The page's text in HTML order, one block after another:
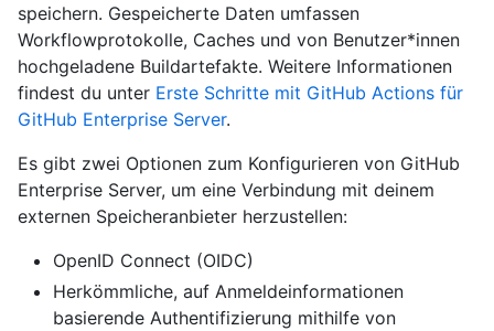
speichern. Gespeicherte Daten umfassen
Workflowprotokolle, Caches und von Benutzer*innen
hochgeladene Buildartefakte. Weitere Informationen
findest du unter Erste Schritte mit GitHub Actions für
GitHub Enterprise Server.
Es gibt zwei Optionen zum Konfigurieren von GitHub
Enterprise Server, um eine Verbindung mit deinem
externen Speicheranbieter herzustellen:
OpenID Connect (OIDC)
Herkömmliche, auf Anmeldeinformationen
basierende Authentifizierung mithilfe von